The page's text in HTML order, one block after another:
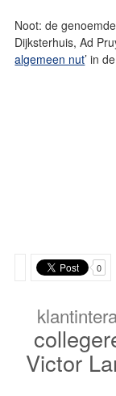
Noot: de
Dijksterhuis, Ad
algemeen nut’ in
0
Victor